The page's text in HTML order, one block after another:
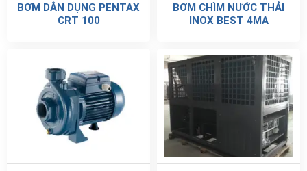
BƠM DÂN DỤNG PENTAX
CRT 100
BƠM CHÌM NƯỚC THẢI
INOX BEST 4MA